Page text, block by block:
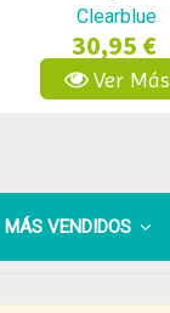
Clearblue
30,95 €
Ver Más
MÁS VENDIDOS